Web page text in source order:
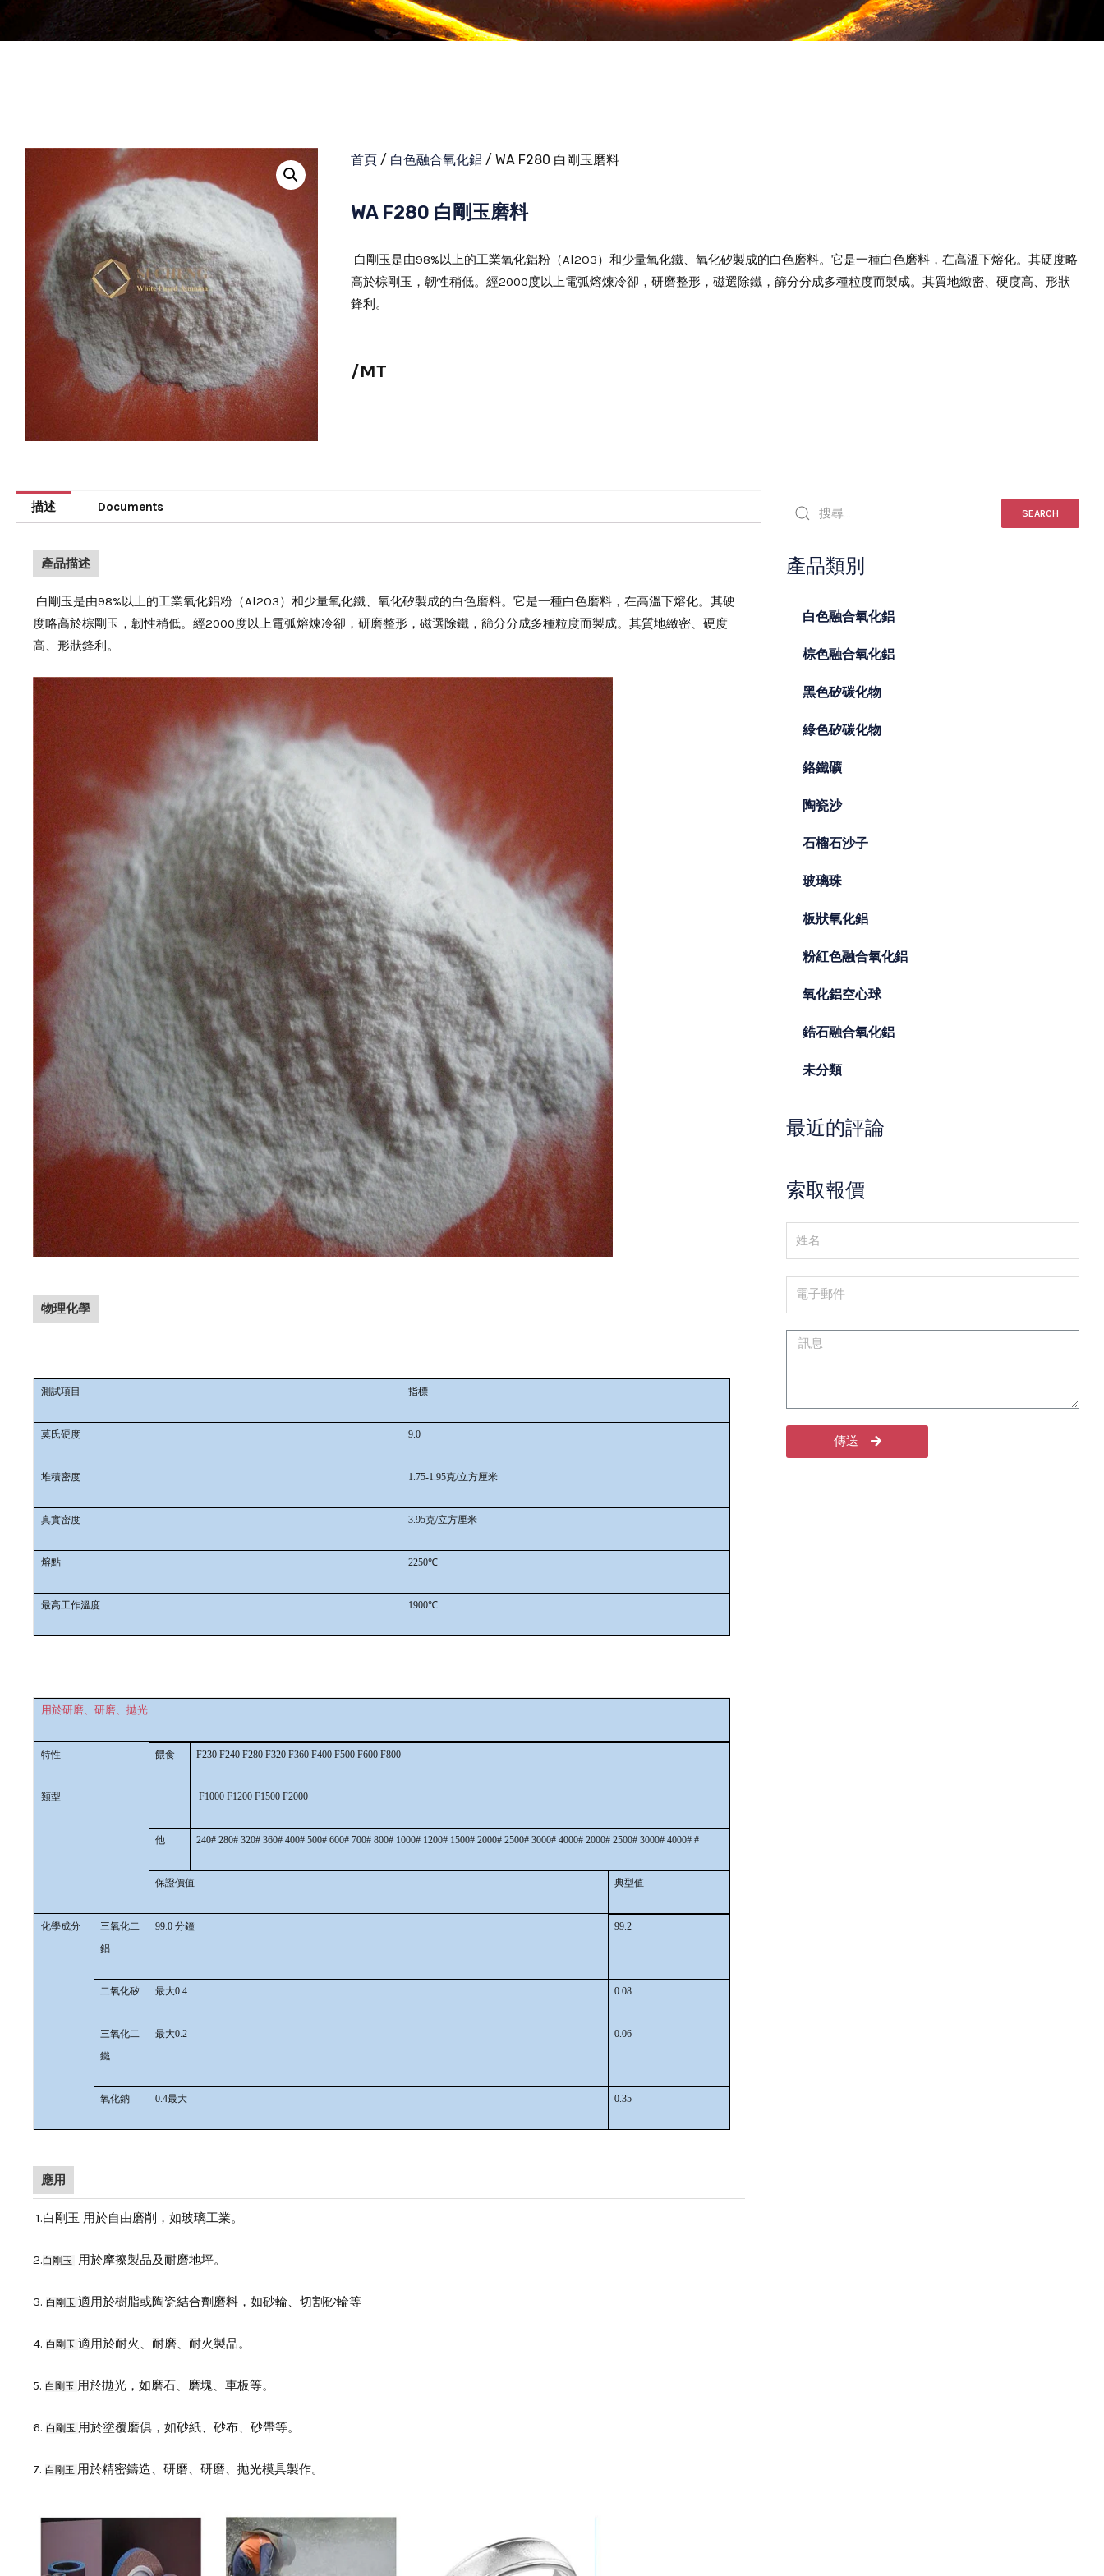
首頁 / 白色融合氧化鋁 / WA F280 白剛玉磨料
WA F280 白剛玉磨料
白剛玉是由98%以上的工業氧化鋁粉（Al2O3）和少量氧化鐵、氧化矽製成的白色磨料。它是一種白色磨料，在高溫下熔化。其硬度略
高於棕剛玉，韌性稍低。經2000度以上電弧熔煉冷卻，研磨整形，磁選除鐵，篩分分成多種粒度而製成。其質地緻密、硬度高、形狀
鋒利。
/MT
描述 Documents
產品描述
白剛玉是由98%以上的工業氧化鋁粉（Al2O3）和少量氧化鐵、氧化矽製成的白色磨料。它是一種白色磨料，在高溫下熔化。其硬
度略高於棕剛玉，韌性稍低。經2000度以上電弧熔煉冷卻，研磨整形，磁選除鐵，篩分分成多種粒度而製成。其質地緻密、硬度
高、形狀鋒利。
物理化學
測試項目 指標
莫氏硬度 9.0
堆積密度 1.75-1.95克/立方厘米
真實密度 3.95克/立方厘米
熔點 2250℃
最高工作溫度 1900℃
用於研磨、研磨、拋光
特性
類型
餵食 F230 F240 F280 F320 F360 F400 F500 F600 F800
F1000 F1200 F1500 F2000
他 240# 280# 320# 360# 400# 500# 600# 700# 800# 1000# 1200# 1500# 2000# 2500# 3000# 4000# 2000# 2500# 3000# 4000# #
保證價值 典型值
化學成分
三氧化二
鋁
99.0 分鐘 99.2
二氧化矽 最大0.4 0.08
三氧化二
鐵
最大0.2 0.06
氧化鈉 0.4最大 0.35
應用
1.白剛玉 用於自由磨削，如玻璃工業。
2.白剛玉 用於摩擦製品及耐磨地坪。
3. 白剛玉 適用於樹脂或陶瓷結合劑磨料，如砂輪、切割砂輪等
4. 白剛玉 適用於耐火、耐磨、耐火製品。
5. 白剛玉 用於拋光，如磨石、磨塊、車板等。
6. 白剛玉 用於塗覆磨俱，如砂紙、砂布、砂帶等。
7. 白剛玉 用於精密鑄造、研磨、研磨、拋光模具製作。
SEARCH
產品類別
白色融合氧化鋁
棕色融合氧化鋁
黑色矽碳化物
綠色矽碳化物
鉻鐵礦
陶瓷沙
石榴石沙子
玻璃珠
板狀氧化鋁
粉紅色融合氧化鋁
氧化鋁空心球
鋯石融合氧化鋁
未分類
最近的評論
索取報價
傳送